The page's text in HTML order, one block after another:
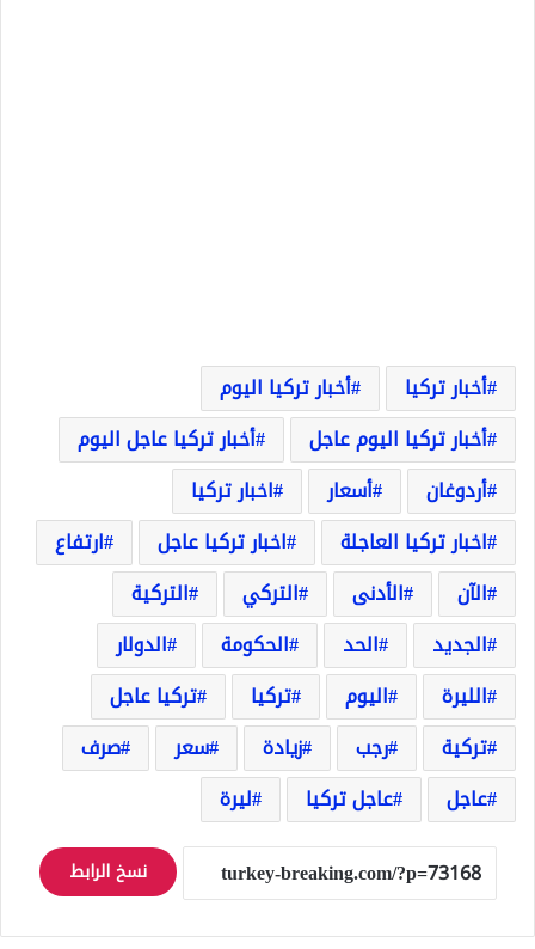
أخبار تركيا
أخبار تركيا اليوم
أخبار تركيا اليوم عاجل
أخبار تركيا عاجل اليوم
أردوغان
أسعار
اخبار تركيا
اخبار تركيا العاجلة
اخبار تركيا عاجل
ارتفاع
الآن
الأدنى التركي
التركية
الجديد
الحد الحكومة
الدولار
الليرة
اليوم تركيا
تركيا عاجل
تركية
رجب زيادة سعر
صرف
عاجل
عاجل تركيا ليرة
نسخ الرابط